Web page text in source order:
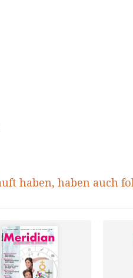
haben, haben auch